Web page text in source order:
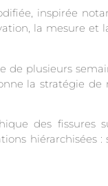
inspirée
la mesure
plusieurs
la stratégie
des fissures
hiérarchisées